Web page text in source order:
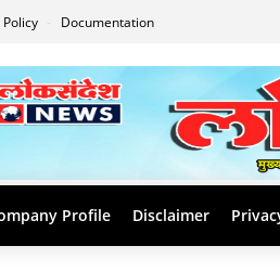
Policy Documentation
Profile Disclaimer